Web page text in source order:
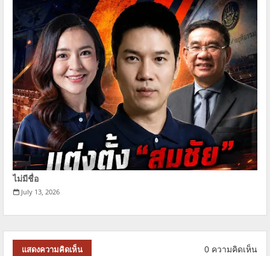
ไม่มีชื่อ
July 13, 2026
แสดงความคิดเห็น 0 ความคิดเห็น